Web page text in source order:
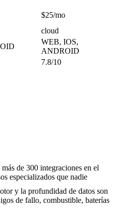
$25/mo
cloud
WEB, IOS,
ANDROID
7.8/10
de 300 integraciones en el
especializados que nadie
y la profundidad de datos son
de fallo, combustible, baterías